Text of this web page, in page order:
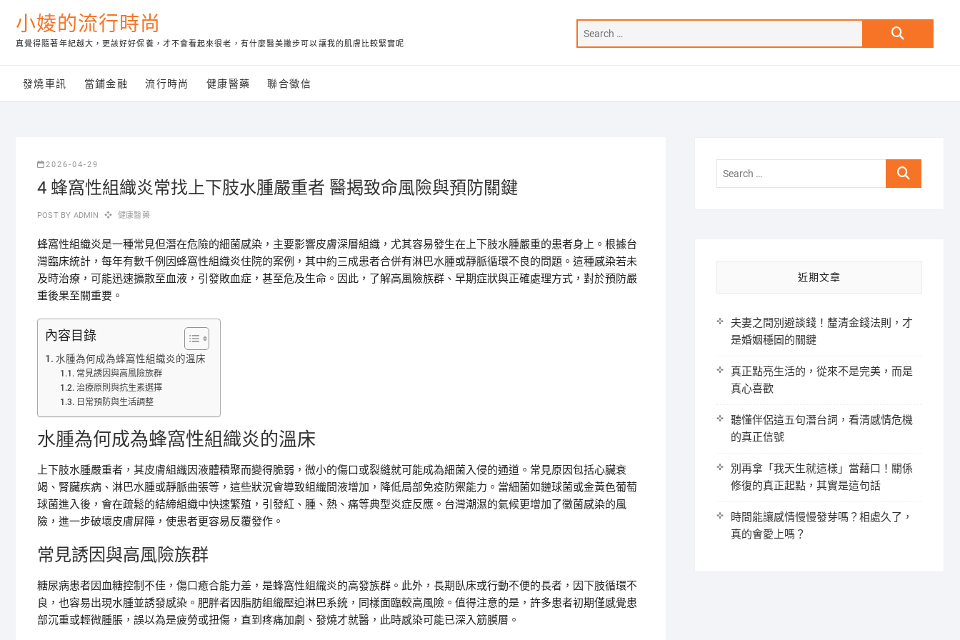
content
小婈的流行時尚
真覺得隨著年紀越大，更該好好保養，才不會看起來很老，有什麼醫美撇步可以讓我的肌膚比較緊實呢
Search
發燒車訊 當鋪金融 流行時尚 健康醫藥 聯合徵信
2026-04-29
4 蜂窩性組織炎常找上下肢水腫嚴重者 醫揭致命風險與預防關鍵
POST BY ADMIN 健康醫藥
蜂窩性組織炎是一種常見但潛在危險的細菌感染，主要影響皮膚深層組織，尤其容易發生在上下肢水腫嚴重的患者身上。根據台
灣臨床統計，每年有數千例因蜂窩性組織炎住院的案例，其中約三成患者合併有淋巴水腫或靜脈循環不良的問題。這種感染若未
及時治療，可能迅速擴散至血液，引發敗血症，甚至危及生命。因此，了解高風險族群、早期症狀與正確處理方式，對於預防嚴
重後果至關重要。
內容目錄
水腫為何成為蜂窩性組織炎的溫床
常見誘因與高風險族群
治療原則與抗生素選擇
日常預防與生活調整
水腫為何成為蜂窩性組織炎的溫床
上下肢水腫嚴重者，其皮膚組織因液體積聚而變得脆弱，微小的傷口或裂縫就可能成為細菌入侵的通道。常見原因包括心臟衰
竭、腎臟疾病、淋巴水腫或靜脈曲張等，這些狀況會導致組織間液增加，降低局部免疫防禦能力。當細菌如鏈球菌或金黃色葡萄
球菌進入後，會在疏鬆的結締組織中快速繁殖，引發紅、腫、熱、痛等典型炎症反應。台灣潮濕的氣候更增加了黴菌感染的風
險，進一步破壞皮膚屏障，使患者更容易反覆發作。
常見誘因與高風險族群
糖尿病患者因血糖控制不佳，傷口癒合能力差，是蜂窩性組織炎的高發族群。此外，長期臥床或行動不便的長者，因下肢循環不
良，也容易出現水腫並誘發感染。肥胖者因脂肪組織壓迫淋巴系統，同樣面臨較高風險。值得注意的是，許多患者初期僅感覺患
部沉重或輕微腫脹，誤以為是疲勞或扭傷，直到疼痛加劇、發燒才就醫，此時感染可能已深入筋膜層。
Search
近期文章
夫妻之間別避談錢！釐清金錢法則，才
是婚姻穩固的關鍵
真正點亮生活的，從來不是完美，而是
真心喜歡
聽懂伴侶這五句潛台詞，看清感情危機
的真正信號
別再拿「我天生就這樣」當藉口！關係
修復的真正起點，其實是這句話
時間能讓感情慢慢發芽嗎？相處久了，
真的會愛上嗎？